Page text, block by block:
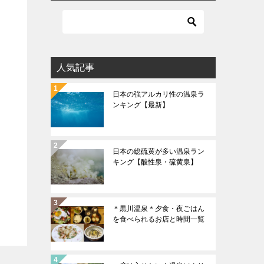
人気記事
日本の強アルカリ性の温泉ラ
ンキング【最新】
日本の総硫黄が多い温泉ラン
キング【酸性泉・硫黄泉】
＊黒川温泉＊夕食・夜ごはん
を食べられるお店と時間一覧